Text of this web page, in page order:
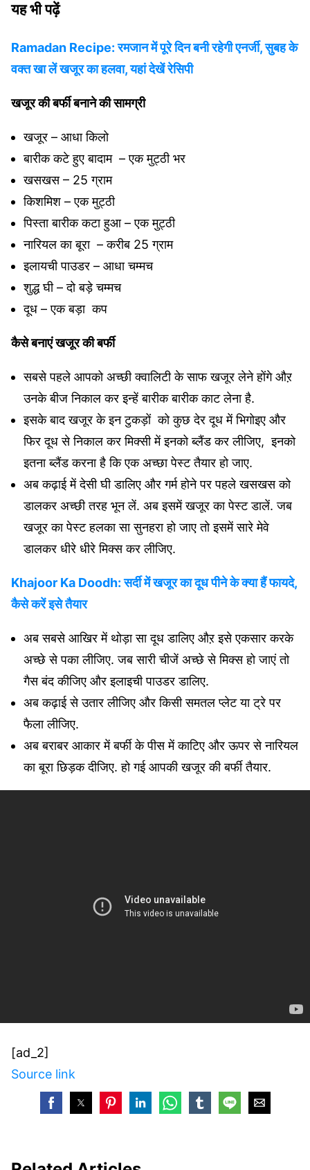
यह भी पढ़ें
Ramadan Recipe: रमजान में पूरे दिन बनी रहेगी एनर्जी, सुबह के
वक्त खा लें खजूर का हलवा, यहां देखें रेसिपी
खजूर की बर्फी बनाने की सामग्री
खजूर – आधा किलो
बारीक कटे हुए बादाम – एक मुट्ठी भर
खसखस – 25 ग्राम
किशमिश – एक मुट्ठी
पिस्ता बारीक कटा हुआ – एक मुट्ठी
नारियल का बूरा – करीब 25 ग्राम
इलायची पाउडर – आधा चम्मच
शुद्ध घी – दो बड़े चम्मच
दूध – एक बड़ा कप
कैसे बनाएं खजूर की बर्फी
सबसे पहले आपको अच्छी क्वालिटी के साफ खजूर लेने होंगे औऱ
उनके बीज निकाल कर इन्हें बारीक बारीक काट लेना है.
इसके बाद खजूर के इन टुकड़ों को कुछ देर दूध में भिगोइए और
फिर दूध से निकाल कर मिक्सी में इनको ब्लैंड कर लीजिए, इनको
इतना ब्लैंड करना है कि एक अच्छा पेस्ट तैयार हो जाए.
अब कढ़ाई में देसी घी डालिए और गर्म होने पर पहले खसखस को
डालकर अच्छी तरह भून लें. अब इसमें खजूर का पेस्ट डालें. जब
खजूर का पेस्ट हलका सा सुनहरा हो जाए तो इसमें सारे मेवे
डालकर धीरे धीरे मिक्स कर लीजिए.
Khajoor Ka Doodh: सर्दी में खजूर का दूध पीने के क्या हैं फायदे,
कैसे करें इसे तैयार
अब सबसे आखिर में थोड़ा सा दूध डालिए औऱ इसे एकसार करके
अच्छे से पका लीजिए. जब सारी चीजें अच्छे से मिक्स हो जाएं तो
गैस बंद कीजिए और इलाइची पाउडर डालिए.
अब कढ़ाई से उतार लीजिए और किसी समतल प्लेट या ट्रे पर
फैला लीजिए.
अब बराबर आकार में बर्फी के पीस में काटिए और ऊपर से नारियल
का बूरा छिड़क दीजिए. हो गई आपकी खजूर की बर्फी तैयार.
[ad_2]
Source link